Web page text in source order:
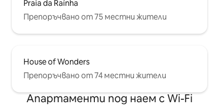
Praia da Raínha
Препоръчвано от 75 местни жители
House of Wonders
Препоръчвано от 74 местни жители
Апартаменти под наем с Wi-Fi